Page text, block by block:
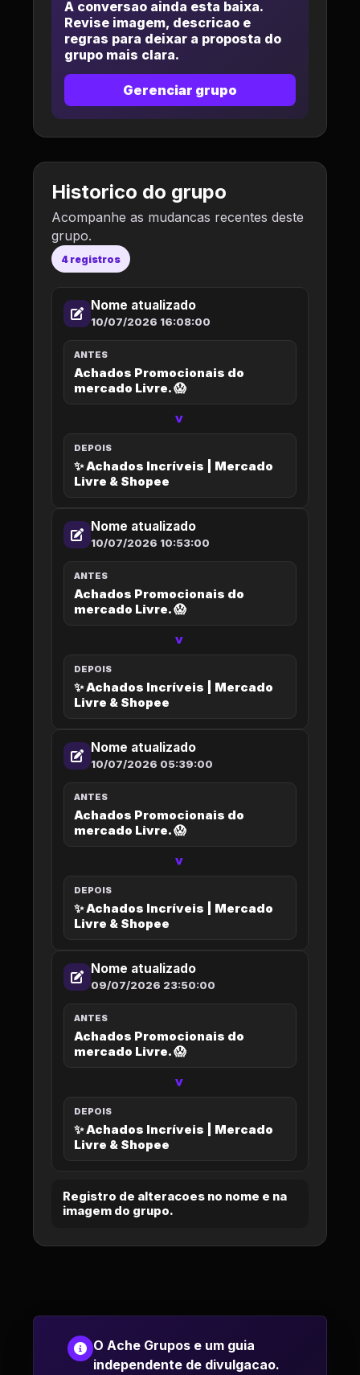
A conversao ainda esta baixa.
Revise imagem, descricao e
regras para deixar a proposta do
grupo mais clara.
Gerenciar grupo
Historico do grupo
Acompanhe as mudancas recentes deste
grupo.
4 registros
Nome atualizado
10/07/2026 16:08:00
ANTES
Achados Promocionais do
mercado Livre. 😱
>
DEPOIS
✨ Achados Incríveis | Mercado
Livre & Shopee
Nome atualizado
10/07/2026 10:53:00
ANTES
Achados Promocionais do
mercado Livre. 😱
>
DEPOIS
✨ Achados Incríveis | Mercado
Livre & Shopee
Nome atualizado
10/07/2026 05:39:00
ANTES
Achados Promocionais do
mercado Livre. 😱
>
DEPOIS
✨ Achados Incríveis | Mercado
Livre & Shopee
Nome atualizado
09/07/2026 23:50:00
ANTES
Achados Promocionais do
mercado Livre. 😱
>
DEPOIS
✨ Achados Incríveis | Mercado
Livre & Shopee
Registro de alteracoes no nome e na
imagem do grupo.
O Ache Grupos e um guia
independente de divulgacao.